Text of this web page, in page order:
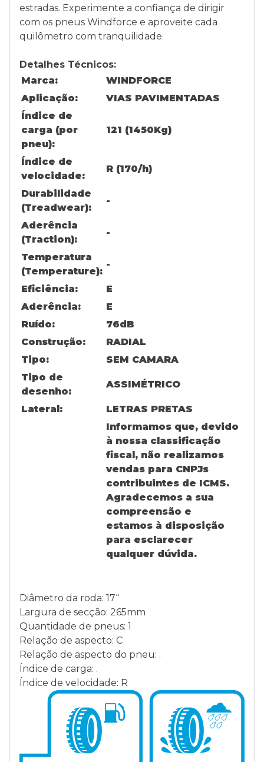
estradas. Experimente a confiança de dirigir
com os pneus Windforce e aproveite cada
quilômetro com tranquilidade.
Detalhes Técnicos:
Marca:
WINDFORCE
Aplicação:
VIAS PAVIMENTADAS
Índice de
carga (por
pneu):
121 (1450Kg)
Índice de
velocidade:
R (170/h)
Durabilidade
(Treadwear):
-
Aderência
(Traction):
-
Temperatura
(Temperature):
-
Eficiência:
E
Aderência:
E
Ruído:
76dB
Construção:
RADIAL
Tipo:
SEM CAMARA
Tipo de
desenho:
ASSIMÉTRICO
Lateral:
LETRAS PRETAS
Informamos que, devido
à nossa classificação
fiscal, não realizamos
vendas para CNPJs
contribuintes de ICMS.
Agradecemos a sua
compreensão e
estamos à disposição
para esclarecer
qualquer dúvida.
Diâmetro da roda: 17“
Largura de secção: 265mm
Quantidade de pneus: 1
Relação de aspecto: C
Relação de aspecto do pneu: .
Índice de carga: .
Índice de velocidade: R